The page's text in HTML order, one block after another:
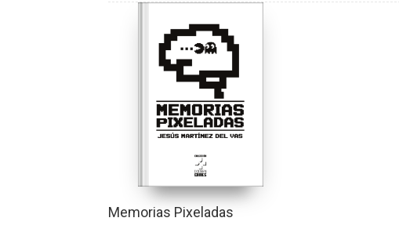
Memorias Pixeladas